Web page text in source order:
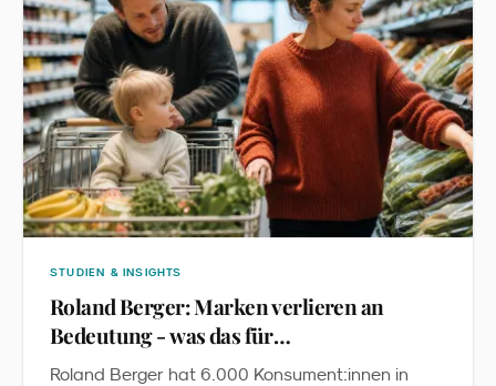
STUDIEN & INSIGHTS
Roland Berger: Marken verlieren an
Bedeutung - was das für
Familienmarketing heißt
Roland Berger hat 6.000 Konsument:innen in